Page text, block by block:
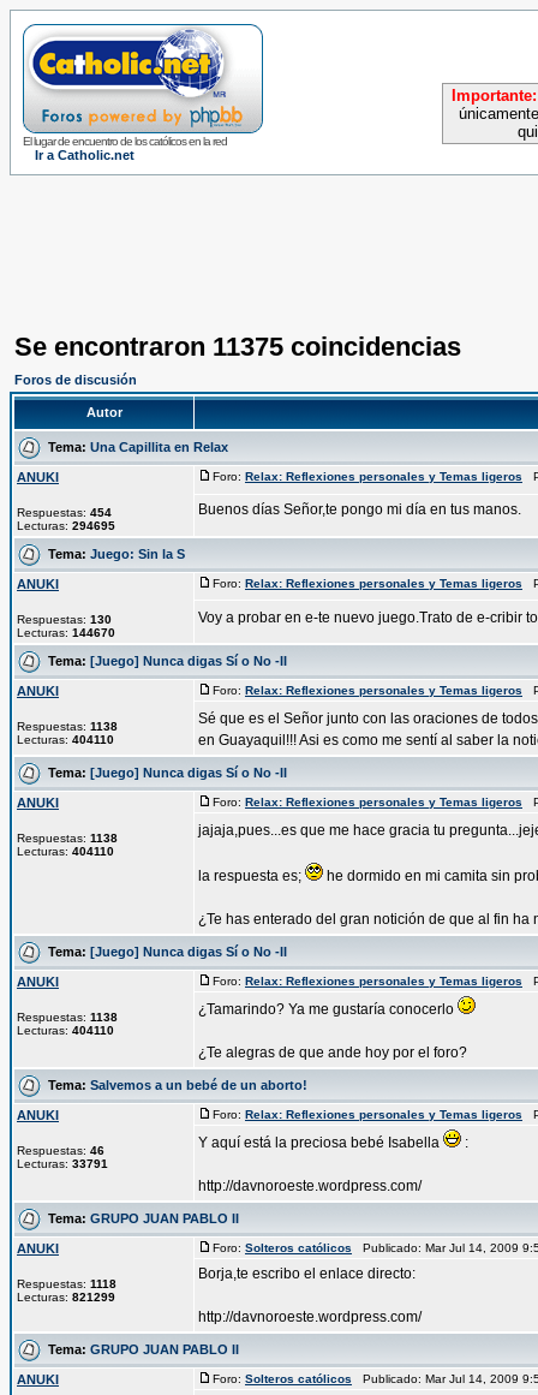
El lugar de encuentro de los católicos en la red
Ir a Catholic.net
Importante:
Se encontraron 11375 coincidencias
Foros de discusión
Autor
Tema: Una Capillita en Relax
ANUKI
Respuestas: 454
Lecturas: 294695
Foro: Relax: Reflexiones personales y Temas ligeros
Buenos días Señor,te pongo mi día en tus manos.
Tema: Juego: Sin la S
ANUKI
Respuestas: 130
Lecturas: 144670
Foro: Relax: Reflexiones personales y Temas ligeros
Voy a probar en e-te nuevo juego.Trato de e-cribir
Tema: [Juego] Nunca digas Sí o No -II
ANUKI
Respuestas: 1138
Lecturas: 404110
Foro: Relax: Reflexiones personales y Temas ligeros
Sé que es el Señor junto con las oraciones de
en Guayaquil!!! Asi es como me sentí al saber la
Tema: [Juego] Nunca digas Sí o No -II
ANUKI
Respuestas: 1138
Lecturas: 404110
Foro: Relax: Reflexiones personales y Temas ligeros
jajaja,pues...es que me hace gracia tu
la respuesta es; he dormido en mi camita sin
¿Te has enterado del gran notición de que al fin ha
Tema: [Juego] Nunca digas Sí o No -II
ANUKI
Respuestas: 1138
Lecturas: 404110
Foro: Relax: Reflexiones personales y Temas ligeros
¿Tamarindo? Ya me gustaría conocerlo
¿Te alegras de que ande hoy por el foro?
Tema: Salvemos a un bebé de un aborto!
ANUKI
Respuestas: 46
Lecturas: 33791
Foro: Relax: Reflexiones personales y Temas ligeros
Y aquí está la preciosa bebé Isabella :
http://davnoroeste.wordpress.com/
Tema: GRUPO JUAN PABLO II
ANUKI
Respuestas: 1118
Lecturas: 821299
Foro: Solteros católicos Publicado: Mar Jul 14, 2009
Borja,te escribo el enlace directo:
http://davnoroeste.wordpress.com/
Tema: GRUPO JUAN PABLO II
ANUKI Foro: Solteros católicos Publicado: Mar Jul 14, 2009